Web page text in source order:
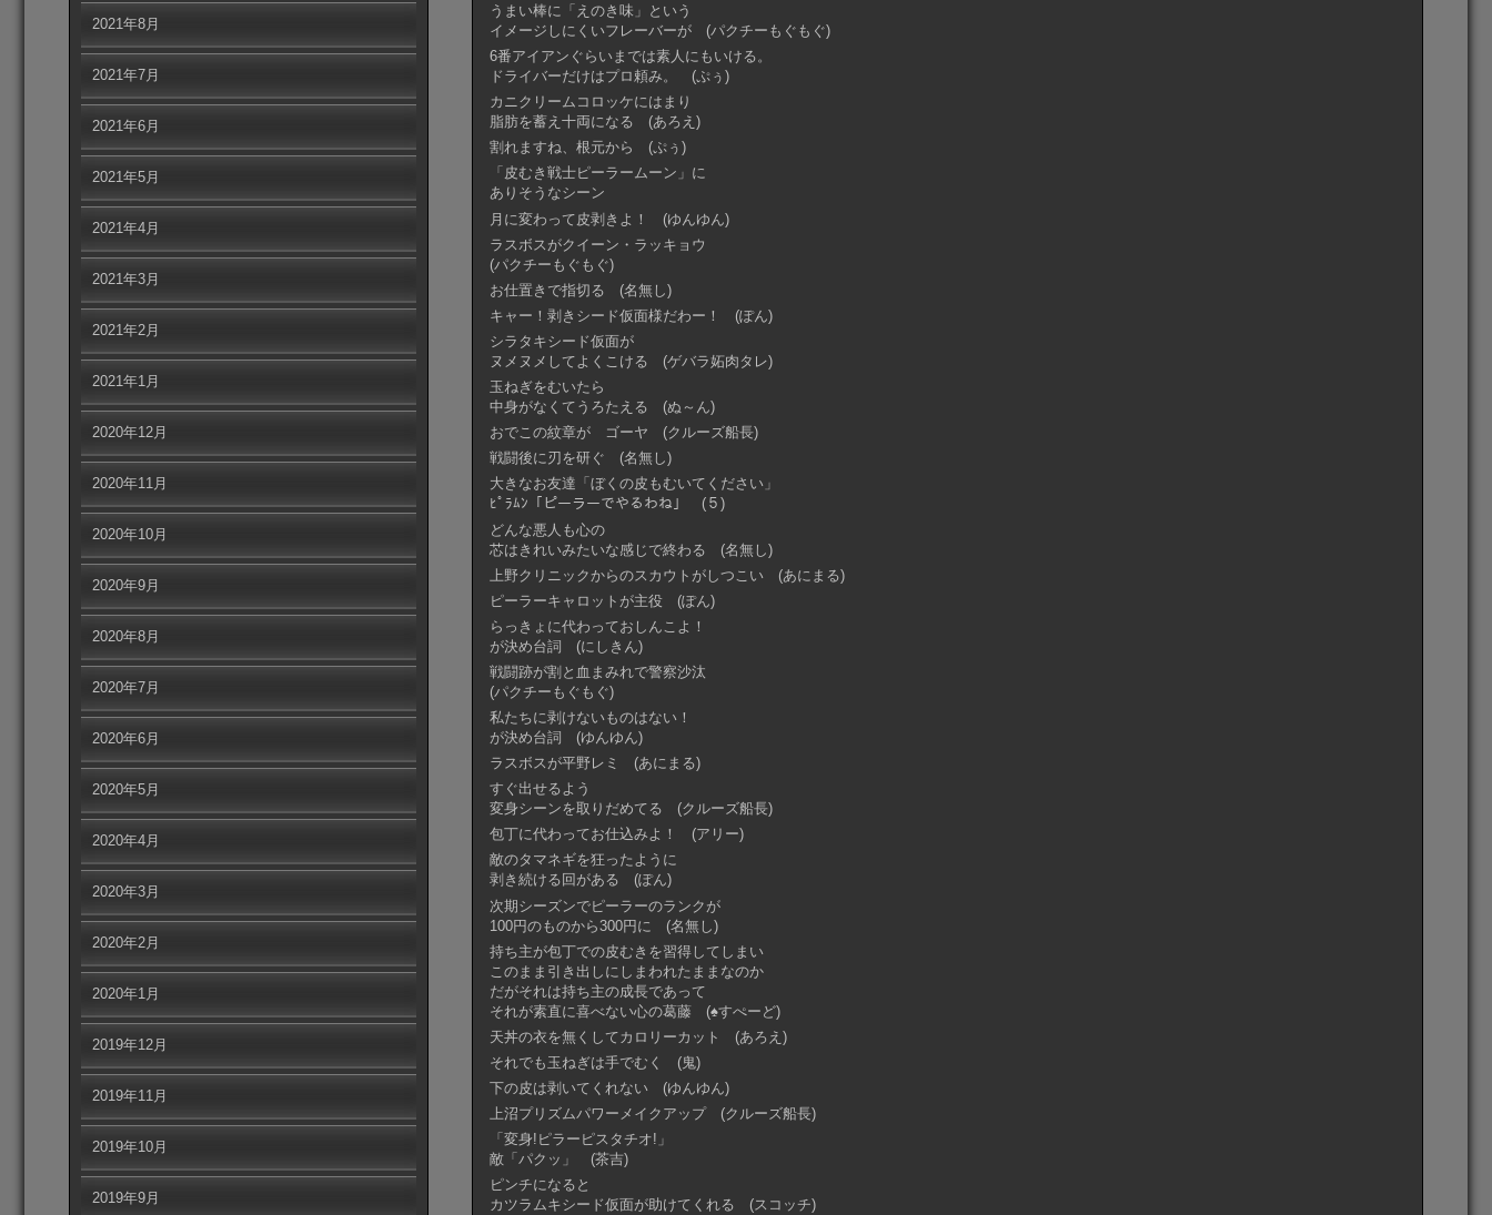
うまい棒に「えのき味」という
イメージしにくいフレーバーが (パクチーもぐもぐ)
6番アイアンぐらいまでは素人にもいける。
ドライバーだけはプロ頼み。 (ぷぅ)
カニクリームコロッケにはまり
脂肪を蓄え十両になる (あろえ)
割れますね、根元から (ぷぅ)
「皮むき戦士ピーラームーン」に
ありそうなシーン
月に変わって皮剥きよ！ (ゆんゆん)
ラスボスがクイーン・ラッキョウ
(パクチーもぐもぐ)
お仕置きで指切る (名無し)
キャー！剥きシード仮面様だわー！ (ぽん)
シラタキシード仮面が
ヌメヌメしてよくこける (ゲバラ妬肉タレ)
玉ねぎをむいたら
中身がなくてうろたえる (ぬ～ん)
おでこの紋章が ゴーヤ (クルーズ船長)
戦闘後に刃を研ぐ (名無し)
大きなお友達「ぼくの皮もむいてください」
ﾋﾟﾗﾑﾝ「ピーラーでやるわね」 (５)
どんな悪人も心の
芯はきれいみたいな感じで終わる (名無し)
上野クリニックからのスカウトがしつこい (あにまる)
ピーラーキャロットが主役 (ぽん)
らっきょに代わっておしんこよ！
が決め台詞 (にしきん)
戦闘跡が割と血まみれで警察沙汰
(パクチーもぐもぐ)
私たちに剥けないものはない！
が決め台詞 (ゆんゆん)
ラスボスが平野レミ (あにまる)
すぐ出せるよう
変身シーンを取りだめてる (クルーズ船長)
包丁に代わってお仕込みよ！ (アリー)
敵のタマネギを狂ったように
剥き続ける回がある (ぽん)
次期シーズンでピーラーのランクが
100円のものから300円に (名無し)
持ち主が包丁での皮むきを習得してしまい
このまま引き出しにしまわれたままなのか
だがそれは持ち主の成長であって
それが素直に喜べない心の葛藤 (♠すぺーど)
天丼の衣を無くしてカロリーカット (あろえ)
それでも玉ねぎは手でむく (鬼)
下の皮は剥いてくれない (ゆんゆん)
上沼プリズムパワーメイクアップ (クルーズ船長)
「変身!ピラーピスタチオ!」
敵「パクッ」 (茶吉)
ピンチになると
カツラムキシード仮面が助けてくれる (スコッチ)
2021年8月
2021年7月
2021年6月
2021年5月
2021年4月
2021年3月
2021年2月
2021年1月
2020年12月
2020年11月
2020年10月
2020年9月
2020年8月
2020年7月
2020年6月
2020年5月
2020年4月
2020年3月
2020年2月
2020年1月
2019年12月
2019年11月
2019年10月
2019年9月